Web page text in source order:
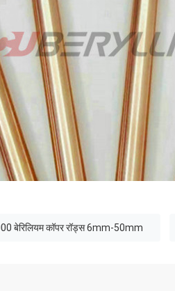
बेरिलियम कॉपर रॉड्स 6mm-50mm